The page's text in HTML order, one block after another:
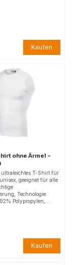
Kaufen
ohne Ärmel –
ultraleichtes T-Shirt für
geeignet für alle
Technologie
Polypropylen,…
Kaufen